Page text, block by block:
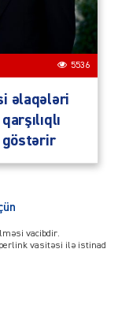
5536
əlaqələri
göstərir
vacibdir.
vasitəsi ilə istinad